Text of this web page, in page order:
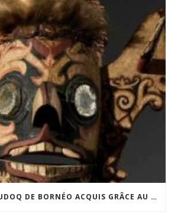
UN MASQUE HUDOQ DE BORNÉO ACQUIS GRÂCE AU SOUTIEN DU CERCLE LÉVI-STRAUSS